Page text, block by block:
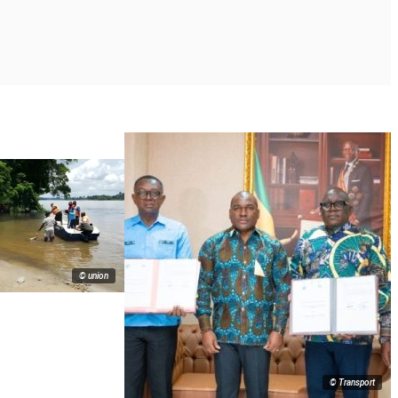
© Transport
© union